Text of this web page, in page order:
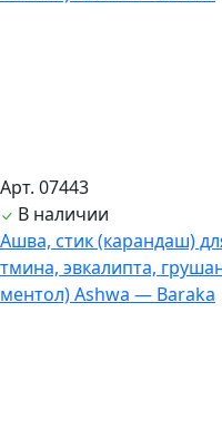
Арт. 07443
В наличии
Ашва, стик (карандаш)
тмина, эвкалипта,
ментол) Ashwa — Baraka